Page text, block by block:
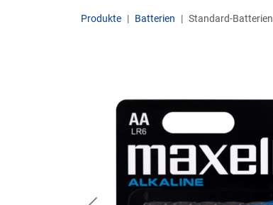
Produkte Batterien Standard-Batterien